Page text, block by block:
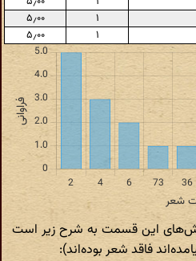
۱
۵٫۰۰
۱ ۵٫۰۰
این قسمت به شرح زیر است
فاقد شعر بوده‌اند):